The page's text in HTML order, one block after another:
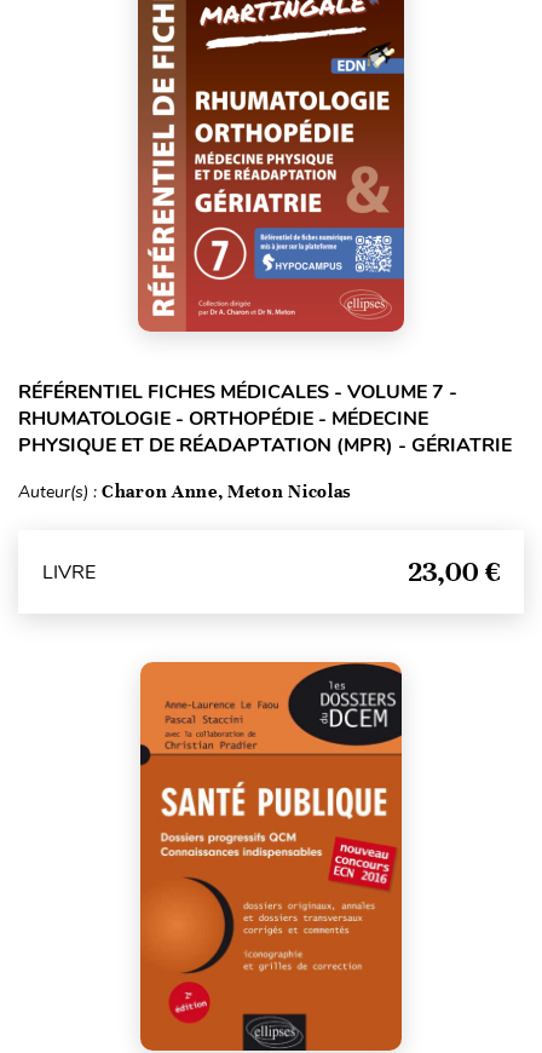
RÉFÉRENTIEL FICHES MÉDICALES - VOLUME 7 -
RHUMATOLOGIE - ORTHOPÉDIE - MÉDECINE
PHYSIQUE ET DE RÉADAPTATION (MPR) - GÉRIATRIE
Auteur(s) : Charon Anne, Meton Nicolas
LIVRE 23,00 €